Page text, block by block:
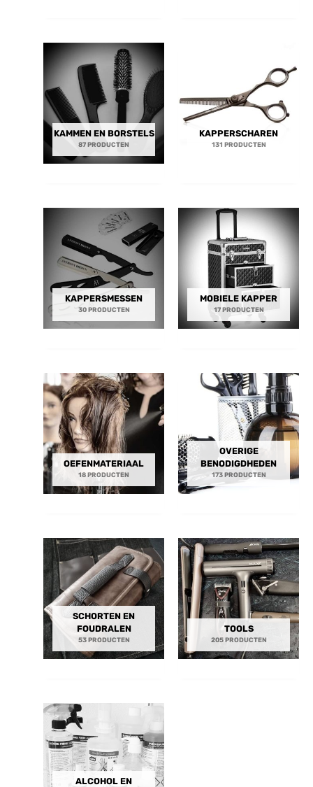
KAMMEN EN BORSTELS
87 PRODUCTEN
KAPPERSCHAREN
131 PRODUCTEN
KAPPERSMESSEN
30 PRODUCTEN
MOBIELE KAPPER
17 PRODUCTEN
OEFENMATERIAAL
18 PRODUCTEN
OVERIGE
BENODIGDHEDEN
173 PRODUCTEN
SCHORTEN EN
FOUDRALEN
53 PRODUCTEN
TOOLS
205 PRODUCTEN
ALCOHOL EN